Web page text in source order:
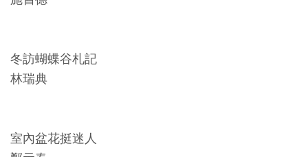
料
開
告
冬訪蝴蝶谷札記
林瑞典
室內盆花挺迷人